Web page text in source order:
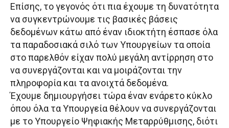
Επίσης, το γεγονός ότι πια έχουμε τη δυνατότητα
να συγκεντρώνουμε τις βασικές βάσεις
δεδομένων κάτω από έναν ιδιοκτήτη έσπασε όλα
τα παραδοσιακά σιλό των Υπουργείων τα οποία
στο παρελθόν είχαν πολύ μεγάλη αντίρρηση στο
να συνεργάζονται και να μοιράζονται την
πληροφορία και τα ανοιχτά δεδομένα.
Έχουμε δημιουργήσει τώρα έναν ενάρετο κύκλο
όπου όλα τα Υπουργεία θέλουν να συνεργάζονται
με το Υπουργείο Ψηφιακής Μεταρρύθμισης, διότι